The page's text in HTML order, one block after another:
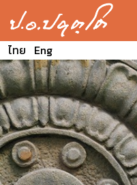
ไทย Eng